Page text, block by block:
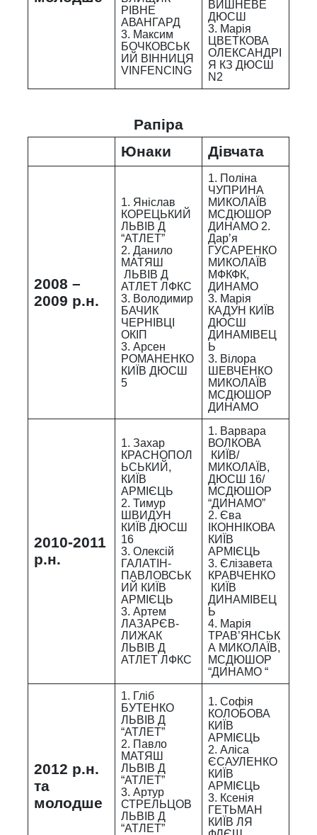
РІВНЕ
АВАНГАРД
3. Максим
БОЧКОВСЬК
ИЙ ВІННИЦЯ
VINFENCING
ВИШНЕВЕ
ДЮСШ
3. Марія
ЦВЕТКОВА
ОЛЕКСАНДРІ
Я КЗ ДЮСШ
N2
Рапіра
Юнаки
Дівчата
2008 –
2009 р.н.
1. Яніслав
КОРЕЦЬКИЙ
ЛЬВІВ Д
“АТЛЕТ”
2. Данило
МАТЯШ
ЛЬВІВ Д
АТЛЕТ ЛФКС
3. Володимир
БАЧИК
ЧЕРНІВЦІ
ОКІП
3. Арсен
РОМАНЕНКО
КИЇВ ДЮСШ
5
1. Поліна
ЧУПРИНА
МИКОЛАЇВ
МСДЮШОР
ДИНАМО 2.
Дар’я
ГУСАРЕНКО
МИКОЛАЇВ
МФКФК,
ДИНАМО
3. Марія
КАДУН КИЇВ
ДЮСШ
ДИНАМІВЕЦ
Ь
3. Вілора
ШЕВЧЕНКО
МИКОЛАЇВ
МСДЮШОР
ДИНАМО
2010-2011
р.н.
1. Захар
КРАСНОПОЛ
ЬСЬКИЙ,
КИЇВ
АРМІЄЦЬ
2. Тимур
ШВИДУН
КИЇВ ДЮСШ
16
3. Олексій
ГАЛАТІН-
ПАВЛОВСЬК
ИЙ КИЇВ
АРМІЄЦЬ
3. Артем
ЛАЗАРЄВ-
ЛИЖАК
ЛЬВІВ Д
АТЛЕТ ЛФКС
1. Варвара
ВОЛКОВА
КИЇВ/
МИКОЛАЇВ,
ДЮСШ 16/
МСДЮШОР
“ДИНАМО”
2. Єва
ІКОННІКОВА
КИЇВ
АРМІЄЦЬ
3. Єлізавета
КРАВЧЕНКО
КИЇВ
ДИНАМІВЕЦ
Ь
4. Марія
ТРАВ’ЯНСЬК
А МИКОЛАЇВ,
МСДЮШОР
“ДИНАМО “
2012 р.н.
та
молодше
1. Гліб
БУТЕНКО
ЛЬВІВ Д
“АТЛЕТ”
2. Павло
МАТЯШ
ЛЬВІВ Д
“АТЛЕТ”
3. Артур
СТРЕЛЬЦОВ
ЛЬВІВ Д
“АТЛЕТ”
1. Софія
КОЛОБОВА
КИЇВ
АРМІЄЦЬ
2. Аліса
ЄСАУЛЕНКО
КИЇВ
АРМІЄЦЬ
3. Ксенія
ГЕТЬМАН
КИЇВ ЛЯ